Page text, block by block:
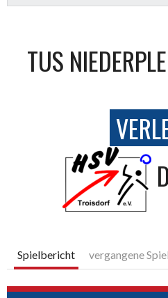
TUS
Spielbericht vergangene